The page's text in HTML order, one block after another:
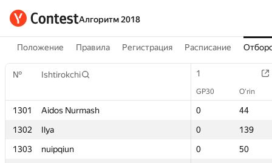
Алгоритм 2018
Положение Правила Регистрация Расписание
№ Ishtirokchi 1
GP30 O‘rin
1301 Aidos Nurmash 0
44
1302
Ilya 0
139
1303
nuipqiun 0
50
№ Ishtirokchi 1
GP30 O‘rin
1301 Aidos Nurmash 0
44
1302
Ilya 0
139
1303
nuipqiun 0
50